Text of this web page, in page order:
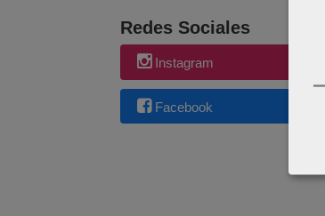
Redes Sociales
Instagram
Facebook